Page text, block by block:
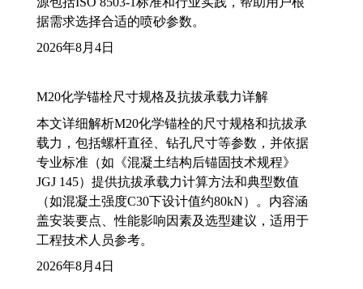
据需求选择合适的喷砂参数。
2026年8月4日
M20化学锚栓尺寸规格及抗拔承载力详解
本文详细解析M20化学锚栓的尺寸规格和抗拔承
载力，包括螺杆直径、钻孔尺寸等参数，并依据
专业标准（如《混凝土结构后锚固技术规程》
JGJ 145）提供抗拔承载力计算方法和典型数值
（如混凝土强度C30下设计值约80kN）。内容涵
盖安装要点、性能影响因素及选型建议，适用于
工程技术人员参考。
2026年8月4日